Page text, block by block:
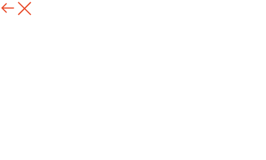
Назад